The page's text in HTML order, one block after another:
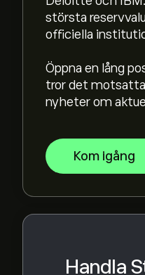
största
officiella
Öppna en lång
tror det
nyheter om
Kom igång
Handla
Stellar / Euro har
Välj tidsramen
prisrörelserna
XLMEUR till ett